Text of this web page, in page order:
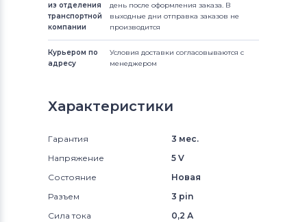
из отделения
транспортной
компании
день после оформления заказа. В
выходные дни отправка заказов не
производится
Курьером по
адресу
Условия доставки согласовываются с
менеджером
Характеристики
Гарантия
3 мес.
Напряжение
5 V
Состояние
Новая
Разъем
3 pin
Сила тока
0,2 А